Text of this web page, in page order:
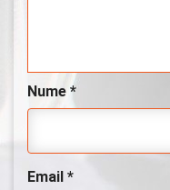
Nume *
Email *